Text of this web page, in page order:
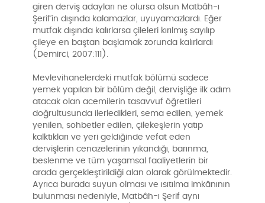
giren derviş adayları ne olursa olsun Matbâh-ı
Şerif’in dışında kalamazlar, uyuyamazlardı. Eğer
mutfak dışında kalırlarsa çileleri kırılmış sayılıp
çileye en baştan başlamak zorunda kalırlardı
(Demirci, 2007:111).
Mevlevihanelerdeki mutfak bölümü sadece
yemek yapılan bir bölüm değil, dervişliğe ilk adım
atacak olan acemilerin tasavvuf öğretileri
doğrultusunda ilerledikleri, sema edilen, yemek
yenilen, sohbetler edilen, çilekeşlerin yatıp
kalktıkları ve yeri geldiğinde vefat eden
dervişlerin cenazelerinin yıkandığı, barınma,
beslenme ve tüm yaşamsal faaliyetlerin bir
arada gerçekleştirildiği alan olarak görülmektedir.
Ayrıca burada suyun olması ve ısıtılma imkânının
bulunması nedeniyle, Matbâh-ı Şerif aynı